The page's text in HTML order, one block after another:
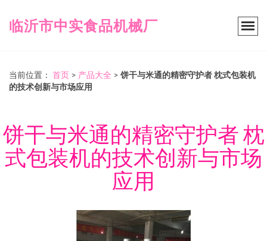
临沂市中实食品机械厂
当前位置： 首页 > 产品大全 > 饼干与米通的精密守护者 枕式包装机
的技术创新与市场应用
饼干与米通的精密守护者 枕
式包装机的技术创新与市场
应用